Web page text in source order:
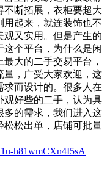
断拓展，衣柜要超大
起来，就连装饰也不
又实用。但是产生的
这个平台，为什么是闲
大的二手交易平台，
量，广受大家欢迎，这
而设计的。很多人在
观好些的二手，认为具
多的需求，我们进入这
松松出单，店铺可批量
h81wmCXn4I5sA